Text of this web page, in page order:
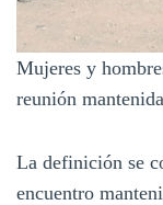
Mujeres y
reunión
La definición se
encuentro